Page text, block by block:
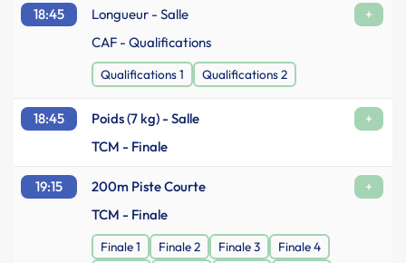
18:45 Longueur - Salle
+
CAF - Qualifications
Qualifications 1 Qualifications 2
18:45 Poids (7 kg) - Salle
+
TCM - Finale
19:15 200m Piste Courte
+
TCM - Finale
Finale 1 Finale 2 Finale 3
Finale 4